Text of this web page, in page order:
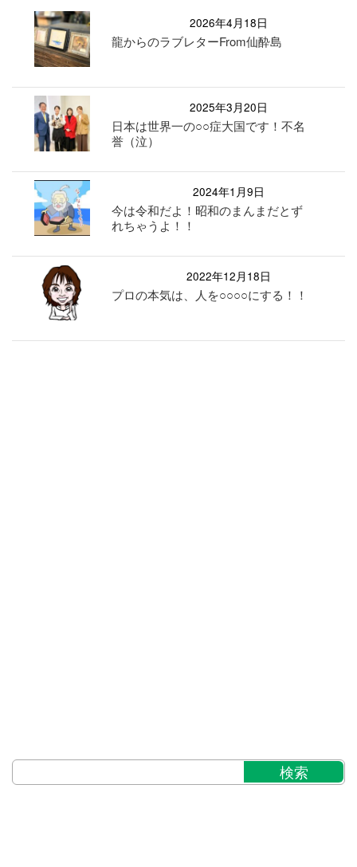
2026年4月18日
龍からのラブレターFrom仙酔島
2025年3月20日
日本は世界一の○○症大国です！不名
誉（泣）
2024年1月9日
今は令和だよ！昭和のまんまだとず
れちゃうよ！！
2022年12月18日
プロの本気は、人を○○○○にする！！